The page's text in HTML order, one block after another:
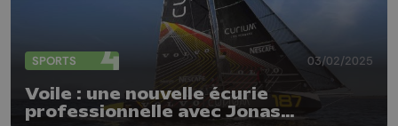
SPORTS 03/02/2025
Voile : une nouvelle écurie
professionnelle avec Jonas